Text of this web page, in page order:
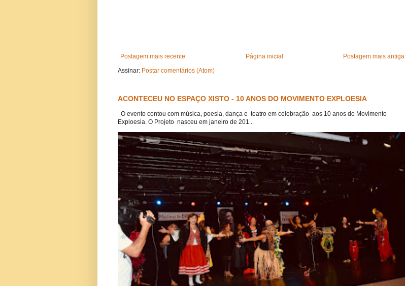
Postagem mais recente Postagem mais antiga
Página inicial
Assinar: Postar comentários (Atom)
ACONTECEU NO ESPAÇO XISTO - 10 ANOS DO MOVIMENTO EXPLOESIA
O evento contou com música, poesia, dança e teatro em celebração aos 10 anos do Movimento
Exploesia. O Projeto nasceu em janeiro de 201...